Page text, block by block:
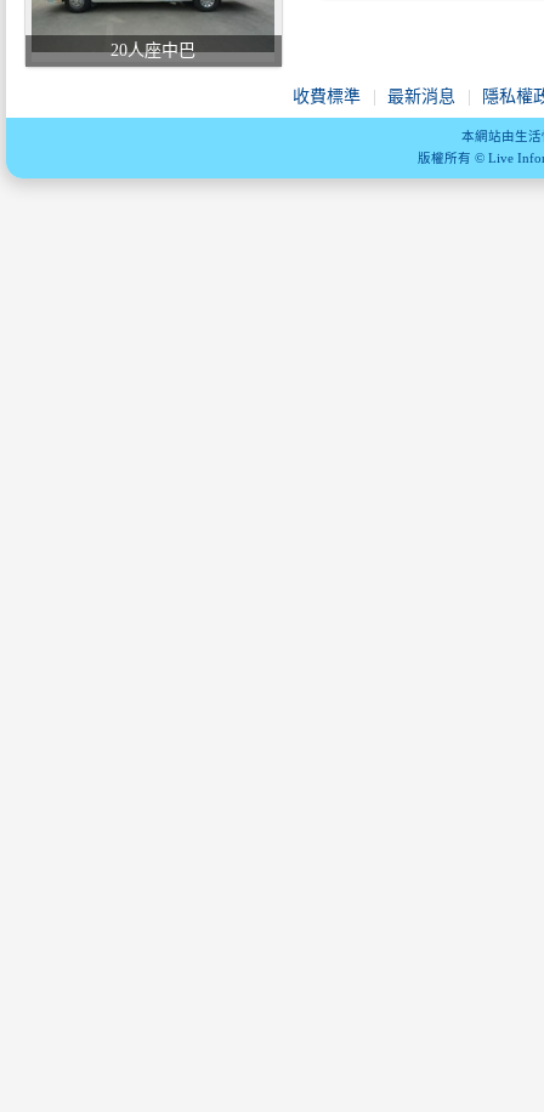
20人座中巴
收費標準 最新消息 隱私權
本網站由生
版權所有 © Live